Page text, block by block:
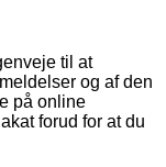
til at
og af den
på online
forud for at du